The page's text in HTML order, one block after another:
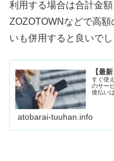
利用する場合は合計金
ZOZOTOWNなどで高
いも併用すると良いでし
【最
すぐ使
のサー
後払い
atobarai-tuuhan.info